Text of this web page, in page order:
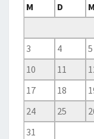
M
D M
3
4 5
10
11
17
18
24
25
31